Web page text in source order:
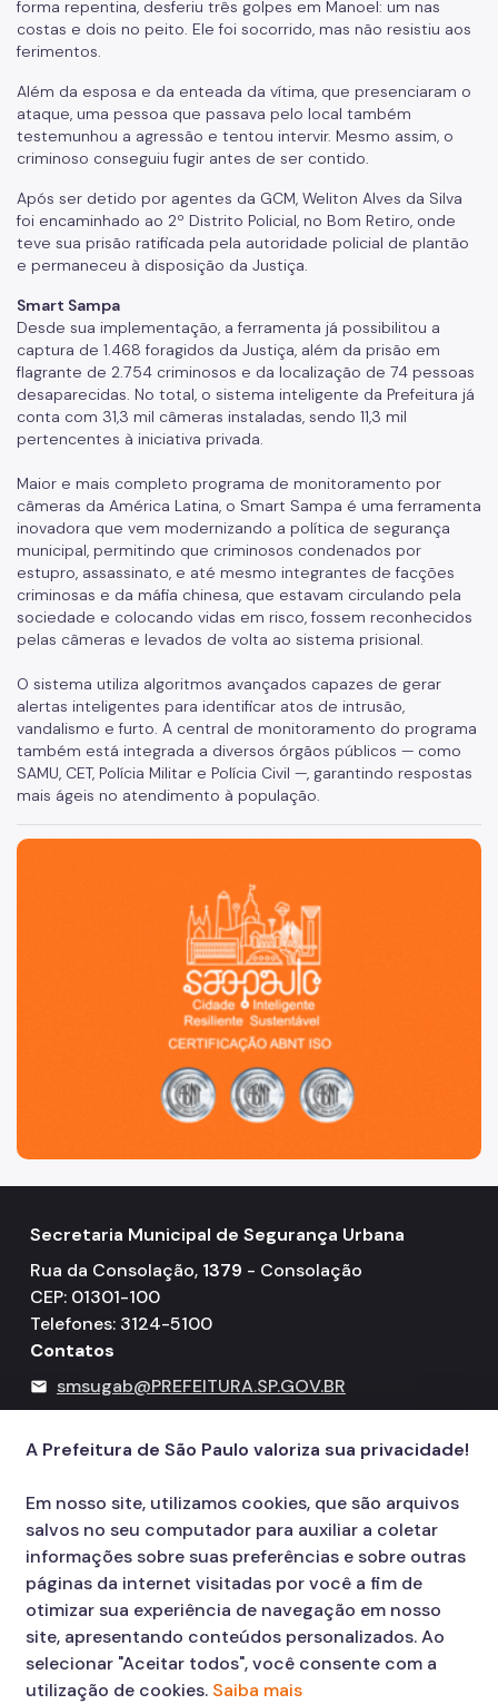
forma repentina, desferiu três golpes em Manoel: um nas
costas e dois no peito. Ele foi socorrido, mas não resistiu aos
ferimentos.
Além da esposa e da enteada da vítima, que presenciaram o
ataque, uma pessoa que passava pelo local também
testemunhou a agressão e tentou intervir. Mesmo assim, o
criminoso conseguiu fugir antes de ser contido.
Após ser detido por agentes da GCM, Weliton Alves da Silva
foi encaminhado ao 2º Distrito Policial, no Bom Retiro, onde
teve sua prisão ratificada pela autoridade policial de plantão
e permaneceu à disposição da Justiça.
Smart Sampa
Desde sua implementação, a ferramenta já possibilitou a
captura de 1.468 foragidos da Justiça, além da prisão em
flagrante de 2.754 criminosos e da localização de 74 pessoas
desaparecidas. No total, o sistema inteligente da Prefeitura já
conta com 31,3 mil câmeras instaladas, sendo 11,3 mil
pertencentes à iniciativa privada.
Maior e mais completo programa de monitoramento por
câmeras da América Latina, o Smart Sampa é uma ferramenta
inovadora que vem modernizando a política de segurança
municipal, permitindo que criminosos condenados por
estupro, assassinato, e até mesmo integrantes de facções
criminosas e da máfia chinesa, que estavam circulando pela
sociedade e colocando vidas em risco, fossem reconhecidos
pelas câmeras e levados de volta ao sistema prisional.
O sistema utiliza algoritmos avançados capazes de gerar
alertas inteligentes para identificar atos de intrusão,
vandalismo e furto. A central de monitoramento do programa
também está integrada a diversos órgãos públicos — como
SAMU, CET, Polícia Militar e Polícia Civil —, garantindo respostas
mais ágeis no atendimento à população.
São Paulo, cidade inteligente, resiliente e sustentável
Secretaria Municipal de Segurança Urbana
Rua da Consolação, 1379 - Consolação
CEP: 01301-100
Telefones: 3124-5100
Contatos
mail smsugab@PREFEITURA.SP.GOV.BR
156
A Prefeitura de São Paulo valoriza sua privacidade!
Em nosso site, utilizamos cookies, que são arquivos
salvos no seu computador para auxiliar a coletar
informações sobre suas preferências e sobre outras
páginas da internet visitadas por você a fim de
otimizar sua experiência de navegação em nosso
site, apresentando conteúdos personalizados. Ao
selecionar "Aceitar todos", você consente com a
utilização de cookies. Saiba mais